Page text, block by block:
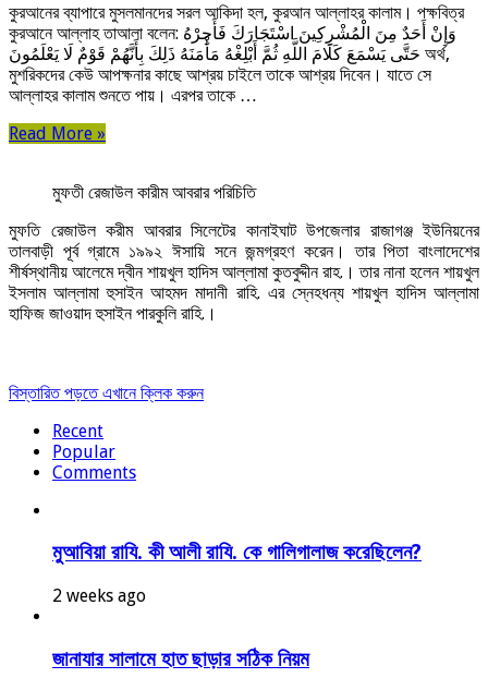
কুরআনের ব্যাপারে মুসলমানদের সরল আকিদা হল, কুরআন আল্লাহর কালাম। পক্ষবিত্র
কুরআনে আল্লাহ তাআলা বলেন: وَإِنْ أَحَدٌ مِنَ الْمُشْرِكِينَ اسْتَجَارَكَ فَأَجِرْهُ
حَتَّى يَسْمَعَ كَلَامَ اللَّهِ ثُمَّ أَبْلِغْهُ مَأْمَنَهُ ذَلِكَ بِأَنَّهُمْ قَوْمٌ لَا يَعْلَمُونَ অর্থ,
মুশরিকদের কেউ আপক্ষনার কাছে আশ্রয় চাইলে তাকে আশ্রয় দিবেন। যাতে সে
আল্লাহর কালাম শুনতে পায়। এরপর তাকে …
Read More »
মুফতী রেজাউল কারীম আবরার পরিচিতি
মুফতি রেজাউল করীম আবরার সিলেটের কানাইঘাট উপজেলার রাজাগঞ্জ ইউনিয়নের
তালবাড়ী পূর্ব গ্রামে ১৯৯২ ঈসায়ি সনে জন্মগ্রহণ করেন। তার পিতা বাংলাদেশের
শীর্ষস্থানীয় আলেমে দ্বীন শায়খুল হাদিস আল্লামা কুতবুদ্দীন রাহ.। তার নানা হলেন শায়খুল
ইসলাম আল্লামা হুসাইন আহমদ মাদানী রাহি. এর স্নেহধন্য শায়খুল হাদিস আল্লামা
হাফিজ জাওয়াদ হুসাইন পারকুলি রাহি.।
বিস্তারিত পড়তে এখানে ক্লিক করুন
Recent
Popular
Comments
মুআবিয়া রাযি. কী আলী রাযি. কে গালিগালাজ করেছিলেন?
2 weeks ago
জানাযার সালামে হাত ছাড়ার সঠিক নিয়ম